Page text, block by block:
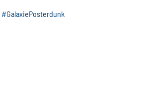
#GalaxiePosterdunk